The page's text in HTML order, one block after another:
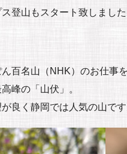
登山もスタート致しました
百名山（NHK）のお仕事
峰の「山伏」。
良く静岡では人気の山です